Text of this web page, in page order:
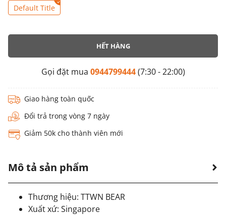
Default Title
HẾT HÀNG
Gọi đặt mua 0944799444(7:30 - 22:00)
Giao hàng toàn quốc
Đổi trả trong vòng 7 ngày
Giảm 50k cho thành viên mới
Mô tả sản phẩm
Thương hiệu: TTWN BEAR
Xuất xứ: Singapore